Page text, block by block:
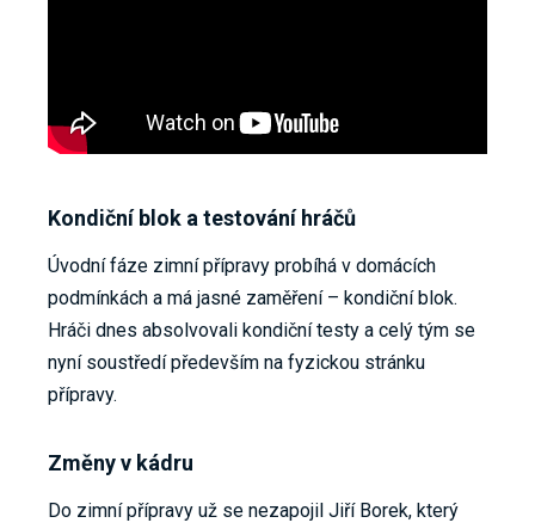
Kondiční blok a testování hráčů
Úvodní fáze zimní přípravy probíhá v domácích
podmínkách a má jasné zaměření – kondiční blok.
Hráči dnes absolvovali kondiční testy a celý tým se
nyní soustředí především na fyzickou stránku
přípravy.
Změny v kádru
Do zimní přípravy už se nezapojil Jiří Borek, který